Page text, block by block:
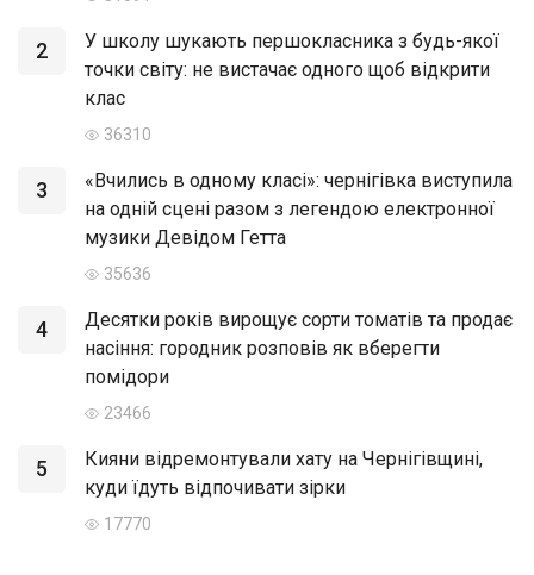
2
У школу шукають першокласника з будь-якої
точки світу: не вистачає одного щоб відкрити
клас
36310
3
«Вчились в одному класі»: чернігівка виступила
на одній сцені разом з легендою електронної
музики Девідом Гетта
35636
4
Десятки років вирощує сорти томатів та продає
насіння: городник розповів як вберегти
помідори
23466
5
Кияни відремонтували хату на Чернігівщині,
куди їдуть відпочивати зірки
17770